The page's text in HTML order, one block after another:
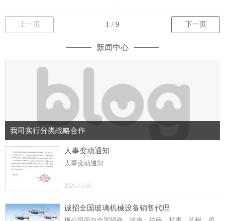
上一页 下一页
新闻中心
我司实行分类战略合作
人事变动通知
人事变动通知
2021-11-01
诚招全国玻璃机械设备销售代理